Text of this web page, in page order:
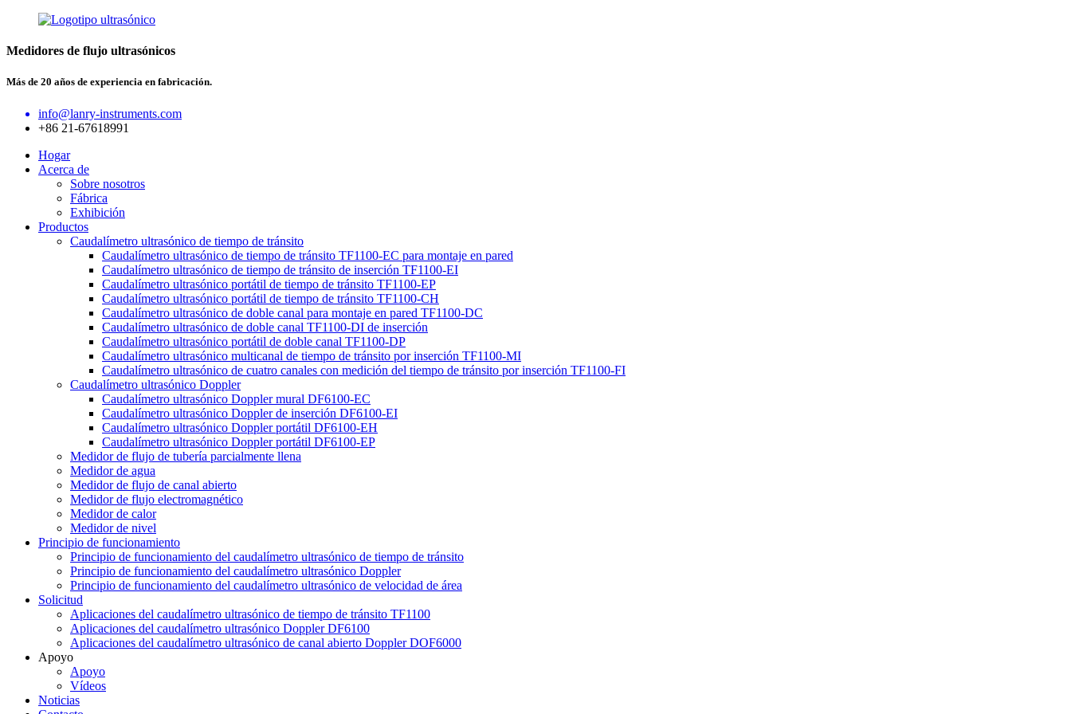
Medidores de flujo ultrasónicos
Más de 20 años de experiencia en fabricación.
info@lanry-instruments.com
+86 21-67618991
Hogar
Acerca de
Sobre nosotros
Fábrica
Exhibición
Productos
Caudalímetro ultrasónico de tiempo de tránsito
Caudalímetro ultrasónico de tiempo de tránsito TF1100-EC para montaje en pared
Caudalímetro ultrasónico de tiempo de tránsito de inserción TF1100-EI
Caudalímetro ultrasónico portátil de tiempo de tránsito TF1100-EP
Caudalímetro ultrasónico portátil de tiempo de tránsito TF1100-CH
Caudalímetro ultrasónico de doble canal para montaje en pared TF1100-DC
Caudalímetro ultrasónico de doble canal TF1100-DI de inserción
Caudalímetro ultrasónico portátil de doble canal TF1100-DP
Caudalímetro ultrasónico multicanal de tiempo de tránsito por inserción TF1100-MI
Caudalímetro ultrasónico de cuatro canales con medición del tiempo de tránsito por inserción TF1100-FI
Caudalímetro ultrasónico Doppler
Caudalímetro ultrasónico Doppler mural DF6100-EC
Caudalímetro ultrasónico Doppler de inserción DF6100-EI
Caudalímetro ultrasónico Doppler portátil DF6100-EH
Caudalímetro ultrasónico Doppler portátil DF6100-EP
Medidor de flujo de tubería parcialmente llena
Medidor de agua
Medidor de flujo de canal abierto
Medidor de flujo electromagnético
Medidor de calor
Medidor de nivel
Principio de funcionamiento
Principio de funcionamiento del caudalímetro ultrasónico de tiempo de tránsito
Principio de funcionamiento del caudalímetro ultrasónico Doppler
Principio de funcionamiento del caudalímetro ultrasónico de velocidad de área
Solicitud
Aplicaciones del caudalímetro ultrasónico de tiempo de tránsito TF1100
Aplicaciones del caudalímetro ultrasónico Doppler DF6100
Aplicaciones del caudalímetro ultrasónico de canal abierto Doppler DOF6000
Apoyo
Apoyo
Vídeos
Noticias